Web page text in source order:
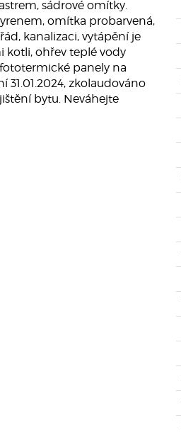
sádrové omítky.
omítka probarvená,
kanalizaci, vytápění je
kotli, ohřev teplé vody
panely na
31.01.2024, zkolaudováno
bytu. Neváhejte